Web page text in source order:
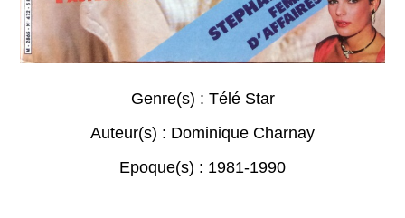
Genre(s) : Télé Star
Auteur(s) : Dominique Charnay
Epoque(s) : 1981-1990